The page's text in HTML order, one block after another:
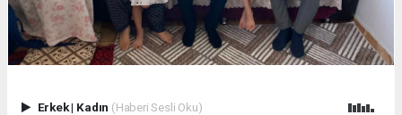
Erkek| Kadın (Haberi Sesli Oku)